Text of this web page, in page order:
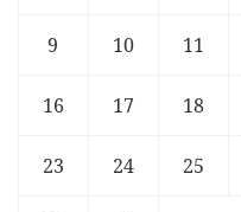
9 10 11
16 17 18
23 24 25